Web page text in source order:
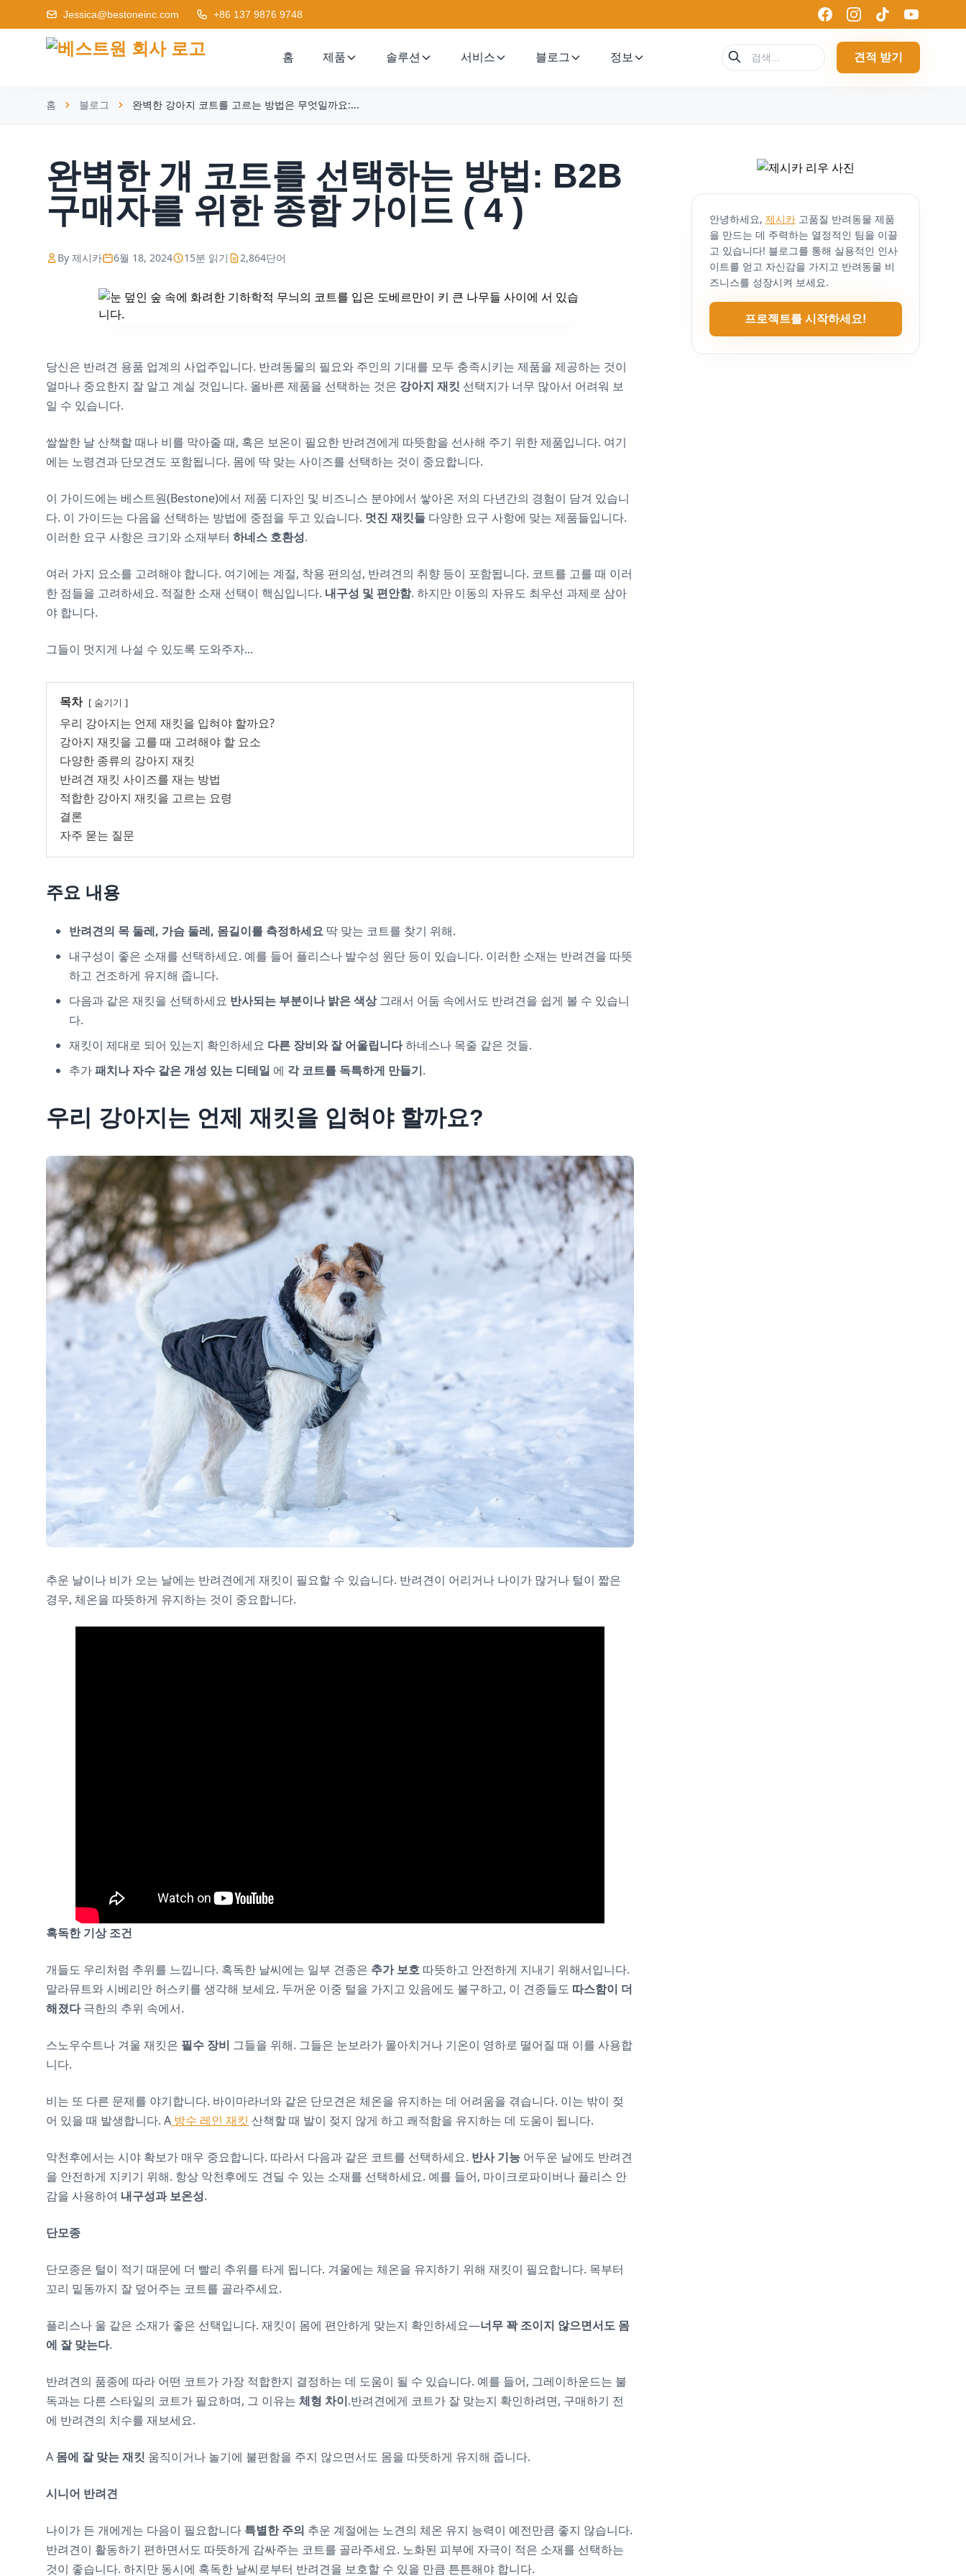
Jessica@bestoneinc.com +86 137 9876 9748
홈 제품 솔루션 서비스 블로그 정보 견적 받기
홈 블로그 완벽한 강아지 코트를 고르는 방법은 무엇일까요:...
완벽한 개 코트를 선택하는 방법: B2B
구매자를 위한 종합 가이드 ( 4 )
By 제시카 6월 18, 2024 15분 읽기 2,864단어
당신은 반려견 용품 업계의 사업주입니다. 반려동물의 필요와 주인의 기대를 모두 충족시키는 제품을 제공하는 것이
얼마나 중요한지 잘 알고 계실 것입니다. 올바른 제품을 선택하는 것은 강아지 재킷 선택지가 너무 많아서 어려워 보
일 수 있습니다.
쌀쌀한 날 산책할 때나 비를 막아줄 때, 혹은 보온이 필요한 반려견에게 따뜻함을 선사해 주기 위한 제품입니다. 여기
에는 노령견과 단모견도 포함됩니다. 몸에 딱 맞는 사이즈를 선택하는 것이 중요합니다.
이 가이드에는 베스트원(Bestone)에서 제품 디자인 및 비즈니스 분야에서 쌓아온 저의 다년간의 경험이 담겨 있습니
다. 이 가이드는 다음을 선택하는 방법에 중점을 두고 있습니다. 멋진 재킷들 다양한 요구 사항에 맞는 제품들입니다.
이러한 요구 사항은 크기와 소재부터 하네스 호환성.
여러 가지 요소를 고려해야 합니다. 여기에는 계절, 착용 편의성, 반려견의 취향 등이 포함됩니다. 코트를 고를 때 이러
한 점들을 고려하세요. 적절한 소재 선택이 핵심입니다. 내구성 및 편안함. 하지만 이동의 자유도 최우선 과제로 삼아
야 합니다.
그들이 멋지게 나설 수 있도록 도와주자...
목차 숨기기
우리 강아지는 언제 재킷을 입혀야 할까요?
강아지 재킷을 고를 때 고려해야 할 요소
다양한 종류의 강아지 재킷
반려견 재킷 사이즈를 재는 방법
적합한 강아지 재킷을 고르는 요령
결론
자주 묻는 질문
주요 내용
반려견의 목 둘레, 가슴 둘레, 몸길이를 측정하세요 딱 맞는 코트를 찾기 위해.
내구성이 좋은 소재를 선택하세요. 예를 들어 플리스나 발수성 원단 등이 있습니다. 이러한 소재는 반려견을 따뜻
하고 건조하게 유지해 줍니다.
다음과 같은 재킷을 선택하세요 반사되는 부분이나 밝은 색상그래서 어둠 속에서도 반려견을 쉽게 볼 수 있습니
다.
재킷이 제대로 되어 있는지 확인하세요 다른 장비와 잘 어울립니다하네스나 목줄 같은 것들.
추가패치나 자수 같은 개성 있는 디테일 에 각 코트를 독특하게 만들기.
우리 강아지는 언제 재킷을 입혀야 할까요?
추운 날이나 비가 오는 날에는 반려견에게 재킷이 필요할 수 있습니다. 반려견이 어리거나 나이가 많거나 털이 짧은
경우, 체온을 따뜻하게 유지하는 것이 중요합니다.
혹독한 기상 조건
개들도 우리처럼 추위를 느낍니다. 혹독한 날씨에는 일부 견종은 추가 보호 따뜻하고 안전하게 지내기 위해서입니다.
말라뮤트와 시베리안 허스키를 생각해 보세요. 두꺼운 이중 털을 가지고 있음에도 불구하고, 이 견종들도 따스함이 더
해졌다극한의 추위 속에서.
스노우수트나 겨울 재킷은 필수 장비 그들을 위해. 그들은 눈보라가 몰아치거나 기온이 영하로 떨어질 때 이를 사용합
니다.
비는 또 다른 문제를 야기합니다. 바이마라너와 같은 단모견은 체온을 유지하는 데 어려움을 겪습니다. 이는 밖이 젖
어 있을 때 발생합니다. A 방수 레인 재킷 산책할 때 발이 젖지 않게 하고 쾌적함을 유지하는 데 도움이 됩니다.
악천후에서는 시야 확보가 매우 중요합니다. 따라서 다음과 같은 코트를 선택하세요. 반사 기능 어두운 날에도 반려견
을 안전하게 지키기 위해. 항상 악천후에도 견딜 수 있는 소재를 선택하세요. 예를 들어, 마이크로파이버나 플리스 안
감을 사용하여 내구성과 보온성.
단모종
단모종은 털이 적기 때문에 더 빨리 추위를 타게 됩니다. 겨울에는 체온을 유지하기 위해 재킷이 필요합니다. 목부터
꼬리 밑동까지 잘 덮어주는 코트를 골라주세요.
플리스나 울 같은 소재가 좋은 선택입니다. 재킷이 몸에 편안하게 맞는지 확인하세요—너무 꽉 조이지 않으면서도 몸
에 잘 맞는다.
반려견의 품종에 따라 어떤 코트가 가장 적합한지 결정하는 데 도움이 될 수 있습니다. 예를 들어, 그레이하운드는 불
독과는 다른 스타일의 코트가 필요하며, 그 이유는 체형 차이.반려견에게 코트가 잘 맞는지 확인하려면, 구매하기 전
에 반려견의 치수를 재보세요.
A 몸에 잘 맞는 재킷 움직이거나 놀기에 불편함을 주지 않으면서도 몸을 따뜻하게 유지해 줍니다.
시니어 반려견
나이가 든 개에게는 다음이 필요합니다 특별한 주의 추운 계절에는 노견의 체온 유지 능력이 예전만큼 좋지 않습니다.
반려견이 활동하기 편하면서도 따뜻하게 감싸주는 코트를 골라주세요. 노화된 피부에 자극이 적은 소재를 선택하는
것이 좋습니다. 하지만 동시에 혹독한 날씨로부터 반려견을 보호할 수 있을 만큼 튼튼해야 합니다.
안녕하세요, 제시카고품질 반려동물 제품
을 만드는 데 주력하는 열정적인 팀을 이끌
고 있습니다! 블로그를 통해 실용적인 인사
이트를 얻고 자신감을 가지고 반려동물 비
즈니스를 성장시켜 보세요.
프로젝트를 시작하세요!